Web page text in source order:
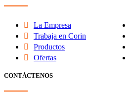
La Empresa
Trabaja en Corin
Productos
Ofertas
CONTÁCTENOS